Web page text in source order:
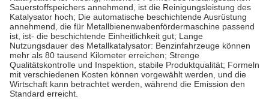
Sauerstoffspeichers annehmend, ist die Reinigungsleistung des
Katalysator hoch; Die automatische beschichtende Ausrüstung
annehmend, die für Metallbienenwabenfördermaschine passend
ist, ist- die beschichtende Einheitlichkeit gut; Lange
Nutzungsdauer des Metallkatalysator: Benzinfahrzeuge können
mehr als 80 tausend Kilometer erreichen; Strenge
Qualitätskontrolle und Inspektion, stabile Produktqualität; Formeln
mit verschiedenen Kosten können vorgewählt werden, und die
Wirtschaft kann betrachtet werden, während die Emission den
Standard erreicht.